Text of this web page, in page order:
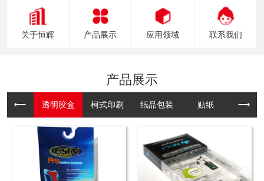
关于恒辉 产品展示 应用领域 联系我们
产品展示
透明胶盒 柯式印刷 纸品包装 贴纸 吊牌纸